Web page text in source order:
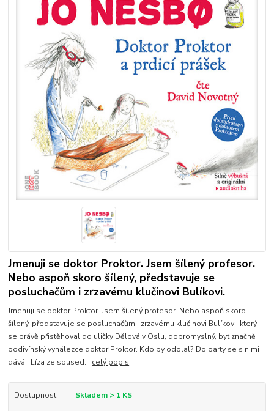
Jmenuji se doktor Proktor. Jsem šílený profesor.
Nebo aspoň skoro šílený, představuje se
posluchačům i zrzavému klučinovi Bulíkovi.
Jmenuji se doktor Proktor. Jsem šílený profesor. Nebo aspoň skoro
šílený, představuje se posluchačům i zrzavému klučinovi Bulíkovi, který
se právě přistěhoval do uličky Dělová v Oslu, dobromyslný, byť značně
podivínský vynálezce doktor Proktor. Kdo by odolal? Do party se s nimi
dává i Líza ze soused... celý popis
Dostupnost Skladem > 1 KS